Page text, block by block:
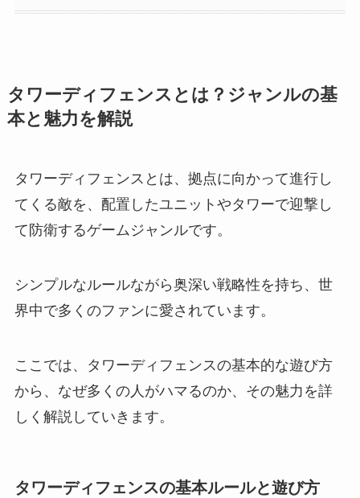
タワーディフェンスとは？ジャンルの基
本と魅力を解説
タワーディフェンスとは、拠点に向かって進行し
てくる敵を、配置したユニットやタワーで迎撃し
て防衛するゲームジャンルです。
シンプルなルールながら奥深い戦略性を持ち、世
界中で多くのファンに愛されています。
ここでは、タワーディフェンスの基本的な遊び方
から、なぜ多くの人がハマるのか、その魅力を詳
しく解説していきます。
タワーディフェンスの基本ルールと遊び方